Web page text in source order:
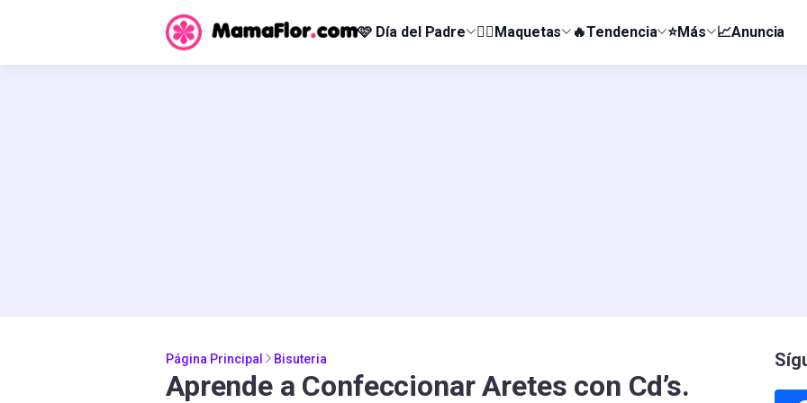
🩷 Día del Padre 👰‍♀️Maquetas 🔥Tendencia ⭐Más 📈Anuncia
Página Principal Bisuteria
Aprende a Confeccionar Aretes con Cd’s.